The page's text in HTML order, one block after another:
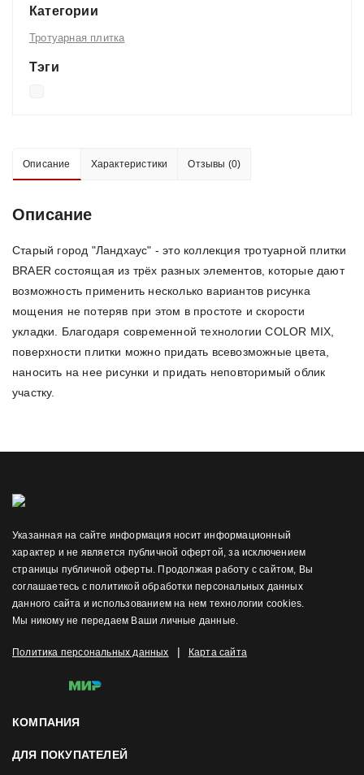
Категории
Тротуарная плитка
Тэги
Описание Характеристики Отзывы (0)
Описание
Старый город "Ландхаус" - это коллекция тротуарной плитки
BRAER состоящая из трёх разных элементов, которые дают
возможность применить несколько вариантов рисунка
мощения не потеряв при этом в простоте и скорости
укладки. Благодаря современной технологии COLOR MIX,
поверхности плитки можно придать всевозможные цвета,
наносить на нее рисунки и придать неповторимый облик
участку.
Указанная на сайте информация носит информационный
характер и не является публичной офертой, за исключением
страницы публичной оферты. Продолжая работу с сайтом, Вы
соглашаетесь с политикой обработки персональных данных
данного сайта и использованием на нем технологии cookies.
Мы никому не передаем Ваши личные данные.
Политика персональных данных | Карта сайта
КОМПАНИЯ
ДЛЯ ПОКУПАТЕЛЕЙ